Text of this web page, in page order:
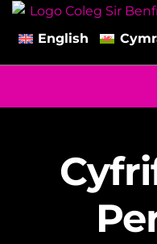
English